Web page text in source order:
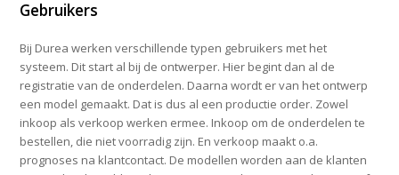
Gebruikers
Bij Durea werken verschillende typen gebruikers met het
systeem. Dit start al bij de ontwerper. Hier begint dan al de
registratie van de onderdelen. Daarna wordt er van het ontwerp
een model gemaakt. Dat is dus al een productie order. Zowel
inkoop als verkoop werken ermee. Inkoop om de onderdelen te
bestellen, die niet voorradig zijn. En verkoop maakt o.a.
prognoses na klantcontact. De modellen worden aan de klanten